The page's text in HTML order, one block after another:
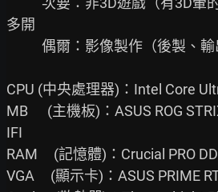
多開
CPU (中央處理器)：Intel Core
MB      (主機板)：ASUS ROG
IFI
RAM     (記憶體)：Crucial PRO
VGA     (顯示卡)：ASUS PRIME